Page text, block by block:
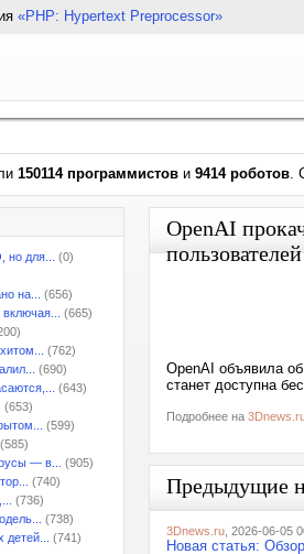
«PHP: Hypertext Preprocessor»
150114 программистов и 9414 роботов.
для...
(0)
на...
(656)
(665)
(762)
(690)
(643)
(653)
(599)
(585)
— в...
(905)
(740)
(736)
(738)
(741)
OpenAI
пользователей
OpenAI объявила
станет доступна
Подробнее на
Предыдущие
3Dnews.ru , 2026-06-05
Новая статья: